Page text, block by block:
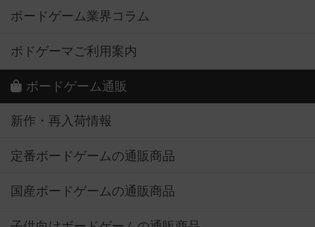
ボードゲーム業界コラム
ボドゲーマご利用案内
ボードゲーム通販
新作・再入荷情報
定番ボードゲームの通販商品
国産ボードゲームの通販商品